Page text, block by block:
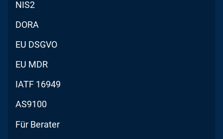
NIS2
DORA
EU DSGVO
EU MDR
IATF 16949
AS9100
Für Berater